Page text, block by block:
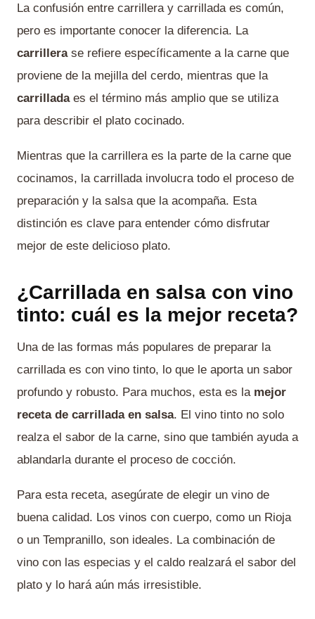
La confusión entre carrillera y carrillada es común,
pero es importante conocer la diferencia. La
carrillerase refiere específicamente a la carne que
proviene de la mejilla del cerdo, mientras que la
carrilladaes el término más amplio que se utiliza
para describir el plato cocinado.
Mientras que la carrillera es la parte de la carne que
cocinamos, la carrillada involucra todo el proceso de
preparación y la salsa que la acompaña. Esta
distinción es clave para entender cómo disfrutar
mejor de este delicioso plato.
¿Carrillada en salsa con vino
tinto: cuál es la mejor receta?
Una de las formas más populares de preparar la
carrillada es con vino tinto, lo que le aporta un sabor
profundo y robusto. Para muchos, esta es la mejor
receta de carrillada en salsa. El vino tinto no solo
realza el sabor de la carne, sino que también ayuda a
ablandarla durante el proceso de cocción.
Para esta receta, asegúrate de elegir un vino de
buena calidad. Los vinos con cuerpo, como un Rioja
o un Tempranillo, son ideales. La combinación de
vino con las especias y el caldo realzará el sabor del
plato y lo hará aún más irresistible.